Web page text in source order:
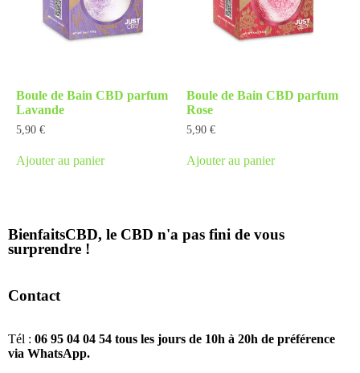
Boule de Bain CBD parfum
Lavande
5,90 €
Ajouter au panier
Boule de Bain CBD parfum
Rose
5,90€
Ajouter au panier
BienfaitsCBD, le CBD n'a pas fini de vous
surprendre !
Contact
Tél : 06 95 04 04 54 tous les jours de 10h à 20h de préférence
via WhatsApp.